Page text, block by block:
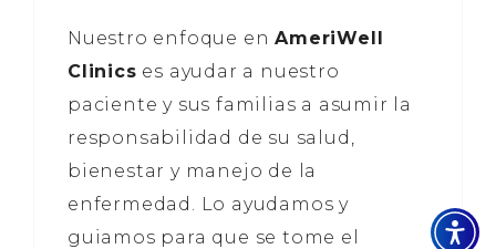
Nuestro enfoque enAmeriWell
Clinics es ayudar a nuestro
paciente y sus familias a asumir la
responsabilidad de su salud,
bienestar y manejo de la
enfermedad. Lo ayudamos y
guiamos para que se tome el